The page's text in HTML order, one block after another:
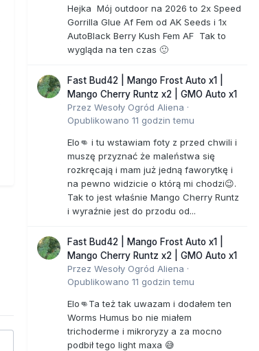
Hejka Mój outdoor na 2026 to 2x Speed
Gorrilla Glue Af Fem od AK Seeds i 1x
AutoBlack Berry Kush Fem AF Tak to
wygląda na ten czas 🙂
Fast Bud42 | Mango Frost Auto x1 |
Mango Cherry Runtz x2 | GMO Auto x1
Przez Wesoły Ogród Aliena ·
Opublikowano 11 godzin temu
Elo👊 i tu wstawiam foty z przed chwili i
muszę przyznać że maleństwa się
rozkręcają i mam już jedną faworytkę i
na pewno widzicie o którą mi chodzi😉.
Tak to jest właśnie Mango Cherry Runtz
i wyraźnie jest do przodu od...
Fast Bud42 | Mango Frost Auto x1 |
Mango Cherry Runtz x2 | GMO Auto x1
Przez Wesoły Ogród Aliena ·
Opublikowano 11 godzin temu
Elo👊Ta też tak uwazam i dodałem ten
Worms Humus bo nie miałem
trichoderme i mikroryzy a za mocno
podbił tego light maxa 😅